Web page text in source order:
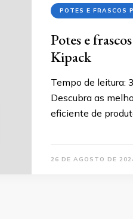
POTES E FRASCOS
Potes e
Kipack
Tempo de leitura: 3
Descubra as
eficiente de
26 DE AGOSTO DE